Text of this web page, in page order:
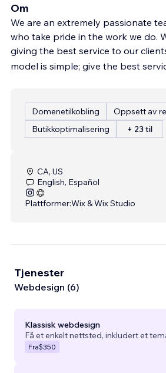
Om
We are an extremely passionate
who take pride in the work we do.
giving the best service to our
model is simple; give the best
Domenetilkobling
Butikkoptimalisering
+ 23 til
CA, US
English, Español
Plattformer:Wix & Wix Studio
Tjenester
Webdesign (6)
Klassisk webdesign
Få et enkelt nettsted, inkludert et
Fra$350